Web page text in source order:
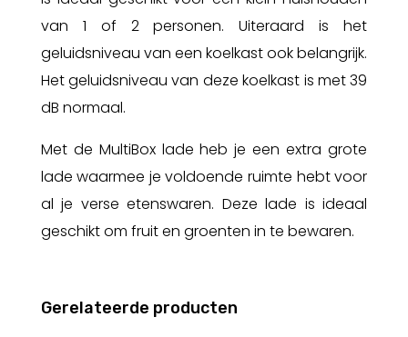
van 1 of 2 personen. Uiteraard is het
geluidsniveau van een koelkast ook belangrijk.
Het geluidsniveau van deze koelkast is met 39
dB normaal.
Met de MultiBox lade heb je een extra grote
lade waarmee je voldoende ruimte hebt voor
al je verse etenswaren. Deze lade is ideaal
geschikt om fruit en groenten in te bewaren.
Gerelateerde producten